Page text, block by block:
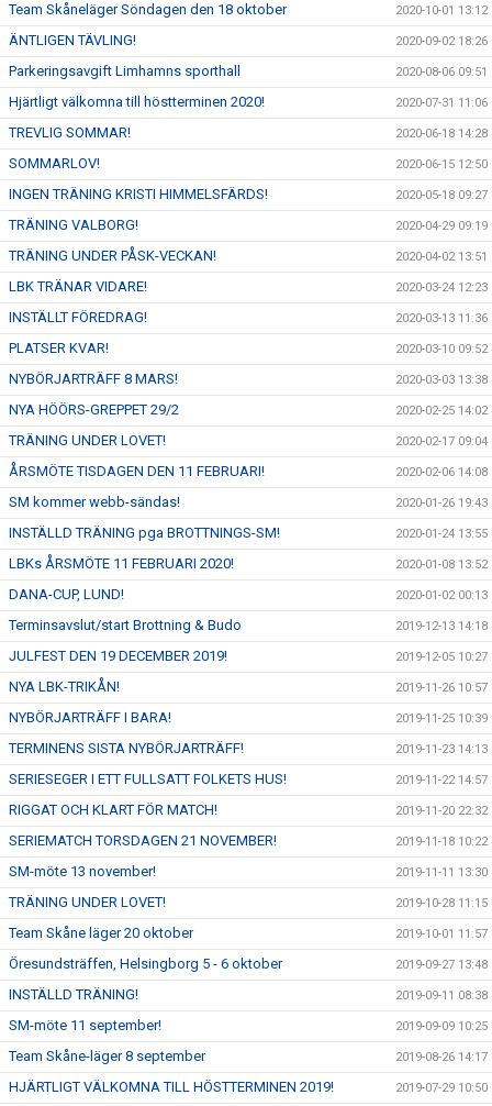
Team Skåneläger Söndagen den 18 oktober 2020-10-01 13:12
ÄNTLIGEN TÄVLING! 2020-09-02 18:26
Parkeringsavgift Limhamns sporthall 2020-08-06 09:51
Hjärtligt välkomna till höstterminen 2020! 2020-07-31 11:06
TREVLIG SOMMAR! 2020-06-18 14:28
SOMMARLOV! 2020-06-15 12:50
INGEN TRÄNING KRISTI HIMMELSFÄRDS! 2020-05-18 09:27
TRÄNING VALBORG! 2020-04-29 09:19
TRÄNING UNDER PÅSK-VECKAN! 2020-04-02 13:51
LBK TRÄNAR VIDARE! 2020-03-24 12:23
INSTÄLLT FÖREDRAG! 2020-03-13 11:36
PLATSER KVAR! 2020-03-10 09:52
NYBÖRJARTRÄFF 8 MARS! 2020-03-03 13:38
NYA HÖÖRS-GREPPET 29/2 2020-02-25 14:02
TRÄNING UNDER LOVET! 2020-02-17 09:04
ÅRSMÖTE TISDAGEN DEN 11 FEBRUARI! 2020-02-06 14:08
SM kommer webb-sändas! 2020-01-26 19:43
INSTÄLLD TRÄNING pga BROTTNINGS-SM! 2020-01-24 13:55
LBKs ÅRSMÖTE 11 FEBRUARI 2020! 2020-01-08 13:52
DANA-CUP, LUND! 2020-01-02 00:13
Terminsavslut/start Brottning & Budo 2019-12-13 14:18
JULFEST DEN 19 DECEMBER 2019! 2019-12-05 10:27
NYA LBK-TRIKÅN! 2019-11-26 10:57
NYBÖRJARTRÄFF I BARA! 2019-11-25 10:39
TERMINENS SISTA NYBÖRJARTRÄFF! 2019-11-23 14:13
SERIESEGER I ETT FULLSATT FOLKETS HUS! 2019-11-22 14:57
RIGGAT OCH KLART FÖR MATCH! 2019-11-20 22:32
SERIEMATCH TORSDAGEN 21 NOVEMBER! 2019-11-18 10:22
SM-möte 13 november! 2019-11-11 13:30
TRÄNING UNDER LOVET! 2019-10-28 11:15
Team Skåne läger 20 oktober 2019-10-01 11:57
Öresundsträffen, Helsingborg 5 - 6 oktober 2019-09-27 13:48
INSTÄLLD TRÄNING! 2019-09-11 08:38
SM-möte 11 september! 2019-09-09 10:25
Team Skåne-läger 8 september 2019-08-26 14:17
HJÄRTLIGT VÄLKOMNA TILL HÖSTTERMINEN 2019! 2019-07-29 10:50